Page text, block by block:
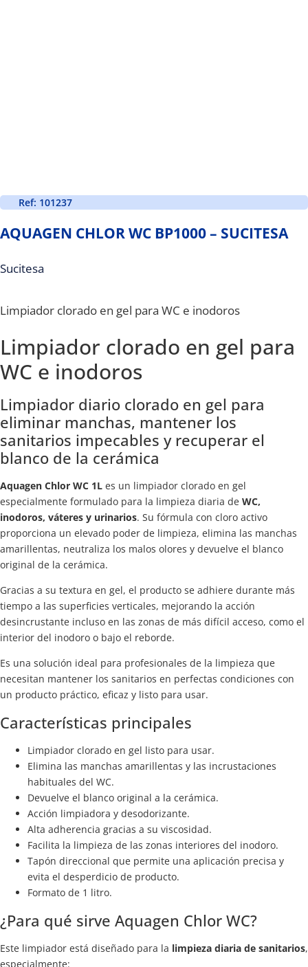
Ref: 101237
AQUAGEN CHLOR WC BP1000 – SUCITESA
Sucitesa
Limpiador clorado en gel para WC e inodoros
Limpiador clorado en gel para
WC e inodoros
Limpiador diario clorado en gel para
eliminar manchas, mantener los
sanitarios impecables y recuperar el
blanco de la cerámica
Aquagen Chlor WC 1L es un limpiador clorado en gel
especialmente formulado para la limpieza diaria de WC,
inodoros, váteres y urinarios. Su fórmula con cloro activo
proporciona un elevado poder de limpieza, elimina las manchas
amarillentas, neutraliza los malos olores y devuelve el blanco
original de la cerámica.
Gracias a su textura en gel, el producto se adhiere durante más
tiempo a las superficies verticales, mejorando la acción
desincrustante incluso en las zonas de más difícil acceso, como el
interior del inodoro o bajo el reborde.
Es una solución ideal para profesionales de la limpieza que
necesitan mantener los sanitarios en perfectas condiciones con
un producto práctico, eficaz y listo para usar.
Características principales
Limpiador clorado en gel listo para usar.
Elimina las manchas amarillentas y las incrustaciones
habituales del WC.
Devuelve el blanco original a la cerámica.
Acción limpiadora y desodorizante.
Alta adherencia gracias a su viscosidad.
Facilita la limpieza de las zonas interiores del inodoro.
Tapón direccional que permite una aplicación precisa y
evita el desperdicio de producto.
Formato de 1 litro.
¿Para qué sirve Aquagen Chlor WC?
Este limpiador está diseñado para la limpieza diaria de sanitarios,
especialmente: